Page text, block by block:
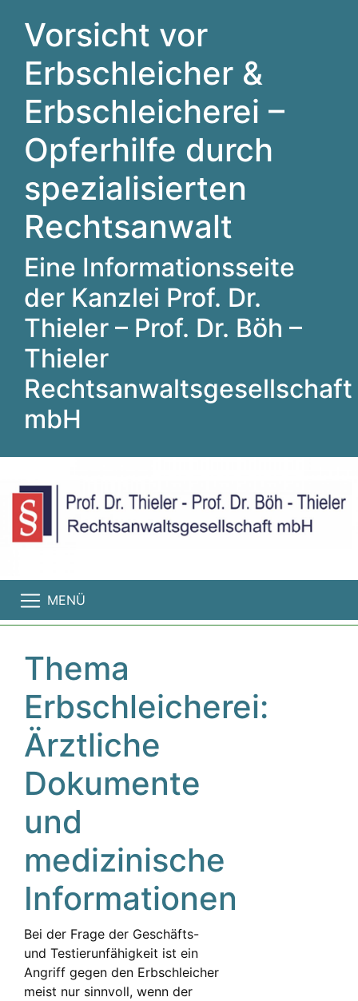
Vorsicht vor
Erbschleicher &
Erbschleicherei –
Opferhilfe durch
spezialisierten
Rechtsanwalt
Eine Informationsseite
der Kanzlei Prof. Dr.
Thieler – Prof. Dr. Böh –
Thieler
Rechtsanwaltsgesellschaft
mbH
MENÜ
Thema
Erbschleicherei:
Ärztliche
Dokumente
und
medizinische
Informationen
Bei der Frage der Geschäfts-
und Testierunfähigkeit ist ein
Angriff gegen den Erbschleicher
meist nur sinnvoll, wenn der